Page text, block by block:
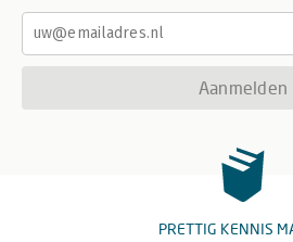
Aanmelden
PRETTIG KENNIS